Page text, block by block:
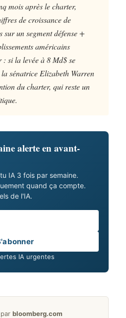
mois après le charter,
de croissance de
sur un segment défense +
américains
si la levée à 8 Md$ se
sénatrice Elizabeth Warren
du charter, qui reste un
alerte en avant-
IA 3 fois par semaine.
quand ça compte.
de l'IA.
IA urgentes
bloomberg.com